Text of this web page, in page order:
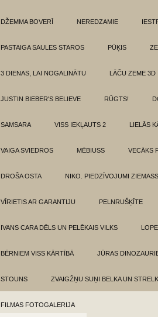
DŽEMMA BOVERĪ NEREDZAMIE
PASTAIGA SAULES STAROS PŪĶIS
3 DIENAS, LAI NOGALINĀTU LĀČU ZEME 3D
JUSTIN BIEBER'S BELIEVE RŪGTS!
SAMSARA VISS IEKĻAUTS 2 LIELĀS
VAIGA SVIEDROS MĒBIUSS VECĀKS
DROŠA OSTA NIKO. PIEDZĪVOJUMI
VĪRIETIS AR GARANTIJU PELNRUŠĶĪTE
IVANS CARA DĒLS UN PELĒKAIS VILKS
BĒRNIEM VISS KĀRTĪBĀ JŪRAS
STOUNS ZVAIGŽŅU SUŅI BELKA UN
FILMAS FOTOGALERIJA